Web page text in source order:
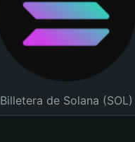
Billetera de Solana (SOL)